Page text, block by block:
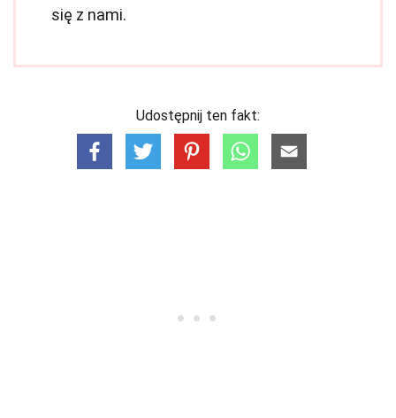
się z nami.
Udostępnij ten fakt: